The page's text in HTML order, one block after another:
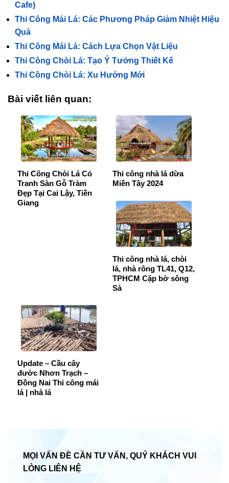
Cafe)
Thi Công Mái Lá: Các Phương Pháp Giảm Nhiệt Hiệu
Quả
Thi Công Mái Lá: Cách Lựa Chọn Vật Liệu
Thi Công Chòi Lá: Tạo Ý Tưởng Thiết Kế
Thi Công Chòi Lá: Xu Hướng Mới
Bài viết liên quan:
Thi Công Chòi Lá Cỏ
Tranh Sàn Gỗ Tràm
Đẹp Tại Cai Lậy, Tiền
Giang
Thi công nhà lá dừa
Miền Tây 2024
Thi công nhà lá, chòi
lá, nhà rông TL41, Q12,
TPHCM Cặp bờ sông
Sà
Update – Cầu cây
đước Nhơn Trạch –
Đồng Nai Thi công mái
lá | nhà lá
MỌI VẤN ĐỀ CẦN TƯ VẤN, QUÝ KHÁCH VUI
LÒNG LIÊN HỆ